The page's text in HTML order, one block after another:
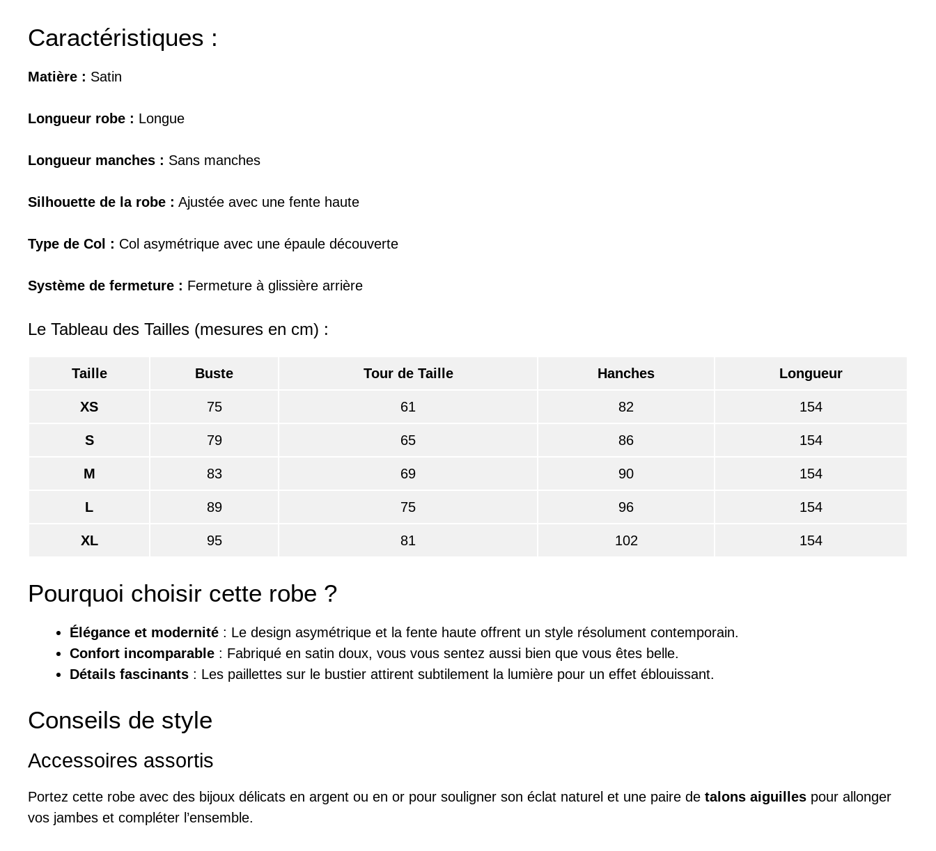
Caractéristiques :
Matière : Satin
Longueur robe : Longue
Longueur manches : Sans manches
Silhouette de la robe : Ajustée avec une fente haute
Type de Col : Col asymétrique avec une épaule découverte
Système de fermeture : Fermeture à glissière arrière
Le Tableau des Tailles (mesures en cm) :
Taille Buste Tour de Taille Hanches Longueur
XS 75 61 82 154
S 79 65 86 154
M 83 69 90 154
L 89 75 96 154
XL 95 81 102 154
Pourquoi choisir cette robe ?
Élégance et modernité : Le design asymétrique et la fente haute offrent un style résolument contemporain.
Confort incomparable : Fabriqué en satin doux, vous vous sentez aussi bien que vous êtes belle.
Détails fascinants : Les paillettes sur le bustier attirent subtilement la lumière pour un effet éblouissant.
Conseils de style
Accessoires assortis
Portez cette robe avec des bijoux délicats en argent ou en or pour souligner son éclat naturel et une paire de talons aiguilles pour allonger
vos jambes et compléter l’ensemble.